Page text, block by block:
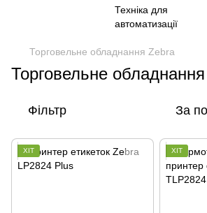
Торговельне обладнання Zebra
Торговельне
Фільтр За
ХІТ ХІТ